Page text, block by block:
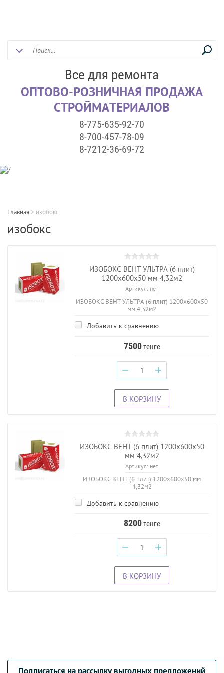
Все для ремонта
ОПТОВО-РОЗНИЧНАЯ ПРОДАЖА
СТРОЙМАТЕРИАЛОВ
8-775-635-92-70
8-700-457-78-09
8-7212-36-69-72
Главная > изобокс
изобокс
ИЗОБОКС ВЕНТ УЛЬТРА (6 плит)
1200х600х50 мм 4,32м2
Артикул: нет
ИЗОБОКС ВЕНТ УЛЬТРА (6 плит) 1200х600х50
мм 4,32м2
Добавить к сравнению
7500тенге
− +
В КОРЗИНУ
ИЗОБОКС ВЕНТ (6 плит) 1200х600х50
мм 4,32м2
Артикул: нет
ИЗОБОКС ВЕНТ (6 плит) 1200х600х50 мм
4,32м2
Добавить к сравнению
8200тенге
− +
В КОРЗИНУ